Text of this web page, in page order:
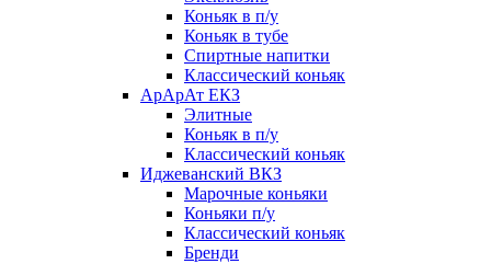
Коньяк в п/у
Коньяк в тубе
Спиртные напитки
Классический коньяк
АрАрАт ЕКЗ
Элитные
Коньяк в п/у
Классический коньяк
Иджеванский ВКЗ
Марочные коньяки
Коньяки п/у
Классический коньяк
Бренди